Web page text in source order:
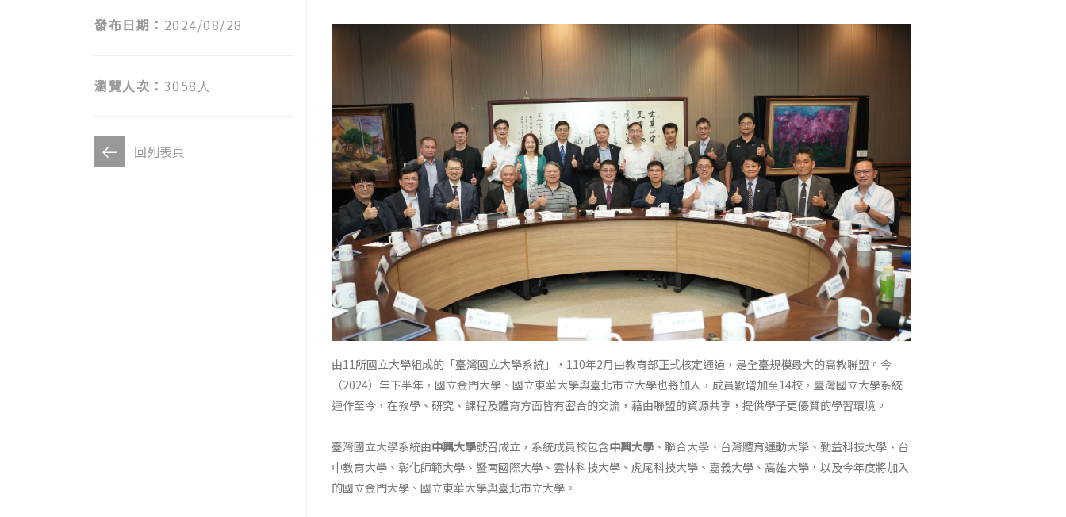
發布日期： 2024/08/28
瀏覽人次： 3058人
回列表頁
由11所國立大學組成的「臺灣國立大學系統」，110年2月由教育部正式核定通過，是全臺規模最大的高教聯盟。今
（2024）年下半年，國立金門大學、國立東華大學與臺北市立大學也將加入，成員數增加至14校，臺灣國立大學系統
運作至今，在教學、研究、課程及體育方面皆有密合的交流，藉由聯盟的資源共享，提供學子更優質的學習環境。
臺灣國立大學系統由中興大學號召成立，系統成員校包含中興大學、聯合大學、台灣體育運動大學、勤益科技大學、台
中教育大學、彰化師範大學、暨南國際大學、雲林科技大學、虎尾科技大學、嘉義大學、高雄大學，以及今年度將加入
的國立金門大學、國立東華大學與臺北市立大學。